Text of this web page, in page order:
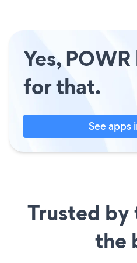
Yes,
for that.
See apps
Trusted by
the